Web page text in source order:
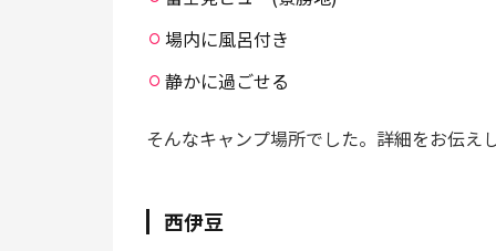
場内に風呂付き
静かに過ごせる
そんなキャンプ場所でした。詳細をお伝え
西伊豆